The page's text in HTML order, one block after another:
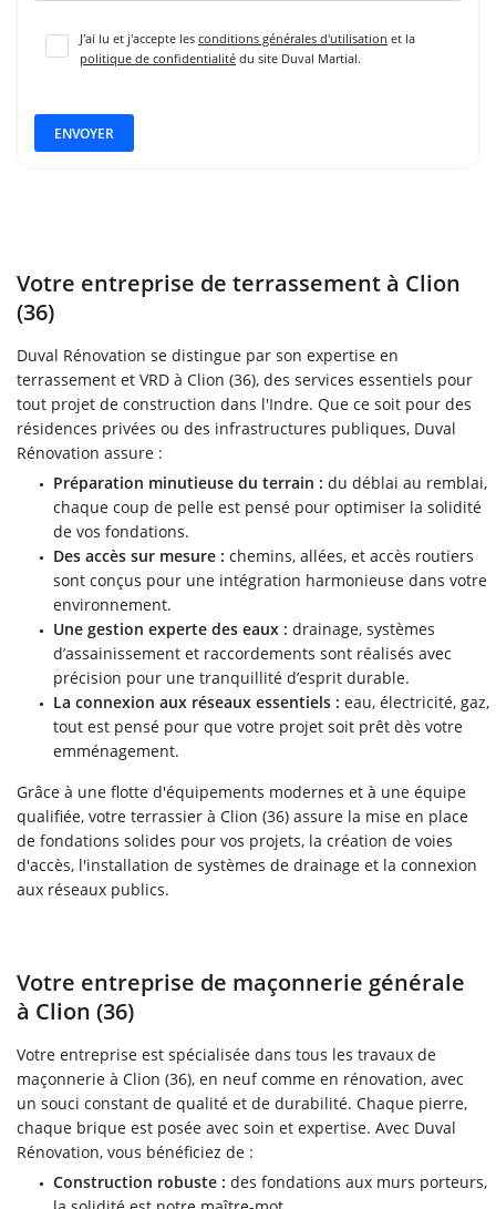
J'ai lu et j'accepte les conditions générales d'utilisation et la
politique de confidentialité du site Duval Martial.
ENVOYER
Votre entreprise de terrassement à Clion
(36)
Duval Rénovation se distingue par son expertise en
terrassement et VRD à Clion (36), des services essentiels pour
tout projet de construction dans l'Indre. Que ce soit pour des
résidences privées ou des infrastructures publiques, Duval
Rénovation assure :
Préparation minutieuse du terrain : du déblai au remblai,
chaque coup de pelle est pensé pour optimiser la solidité
de vos fondations.
Des accès sur mesure : chemins, allées, et accès routiers
sont conçus pour une intégration harmonieuse dans votre
environnement.
Une gestion experte des eaux : drainage, systèmes
d’assainissement et raccordements sont réalisés avec
précision pour une tranquillité d’esprit durable.
La connexion aux réseaux essentiels : eau, électricité, gaz,
tout est pensé pour que votre projet soit prêt dès votre
emménagement.
Grâce à une flotte d'équipements modernes et à une équipe
qualifiée, votre terrassier à Clion (36) assure la mise en place
de fondations solides pour vos projets, la création de voies
d'accès, l'installation de systèmes de drainage et la connexion
aux réseaux publics.
Votre entreprise de maçonnerie générale
à Clion (36)
Votre entreprise est spécialisée dans tous les travaux de
maçonnerie à Clion (36), en neuf comme en rénovation, avec
un souci constant de qualité et de durabilité. Chaque pierre,
chaque brique est posée avec soin et expertise. Avec Duval
Rénovation, vous bénéficiez de :
Construction robuste : des fondations aux murs porteurs,